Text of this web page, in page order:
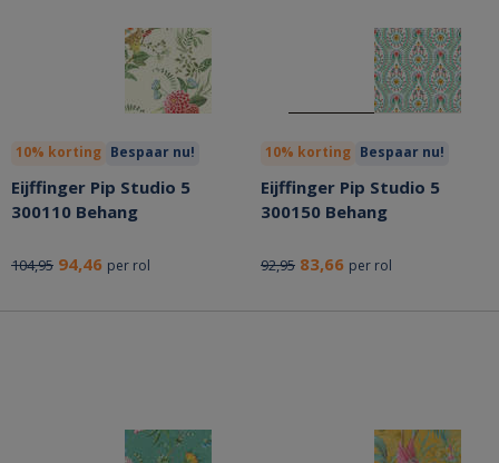
10% korting Bespaar nu!
Eijffinger Pip Studio 5
300110 Behang
104,95 94,46 per rol
10% korting Bespaar nu!
Eijffinger Pip Studio 5
300150 Behang
92,95 83,66 per rol